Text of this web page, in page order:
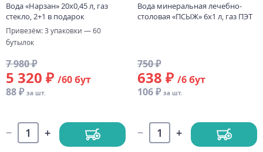
Вода «Нарзан» 20х0,45 л, газ
стекло, 2+1 в подарок
Привезём: 3 упаковки — 60
бутылок
7 980 ₽
5 320 ₽ /60 бут
88 ₽ за шт.
Вода минеральная лечебно-
столовая «ПСЫЖ» 6х1 л, газ ПЭТ
750 ₽
638 ₽ /6 бут
106 ₽ за шт.